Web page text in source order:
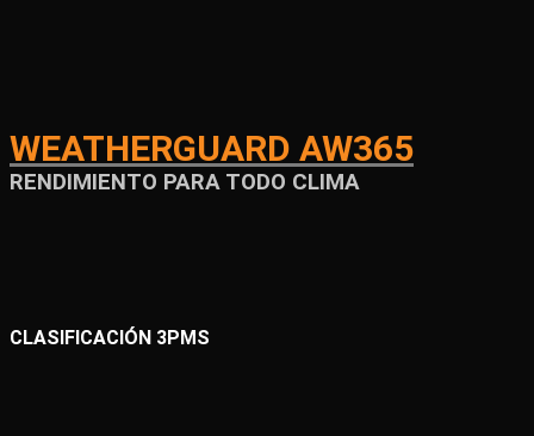
WEATHERGUARD AW365
RENDIMIENTO PARA TODO CLIMA
CLASIFICACIÓN 3PMS